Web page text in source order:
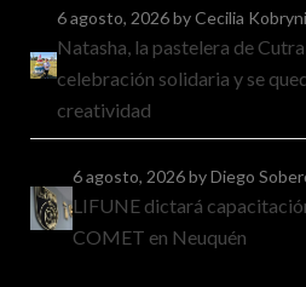
6 agosto, 2026by Cecilia
Natasha, la pastelera de
celebración solidaria y se
creatividad
6 agosto, 2026by Diego
LIFUNE dictará
COMET en Neuquén